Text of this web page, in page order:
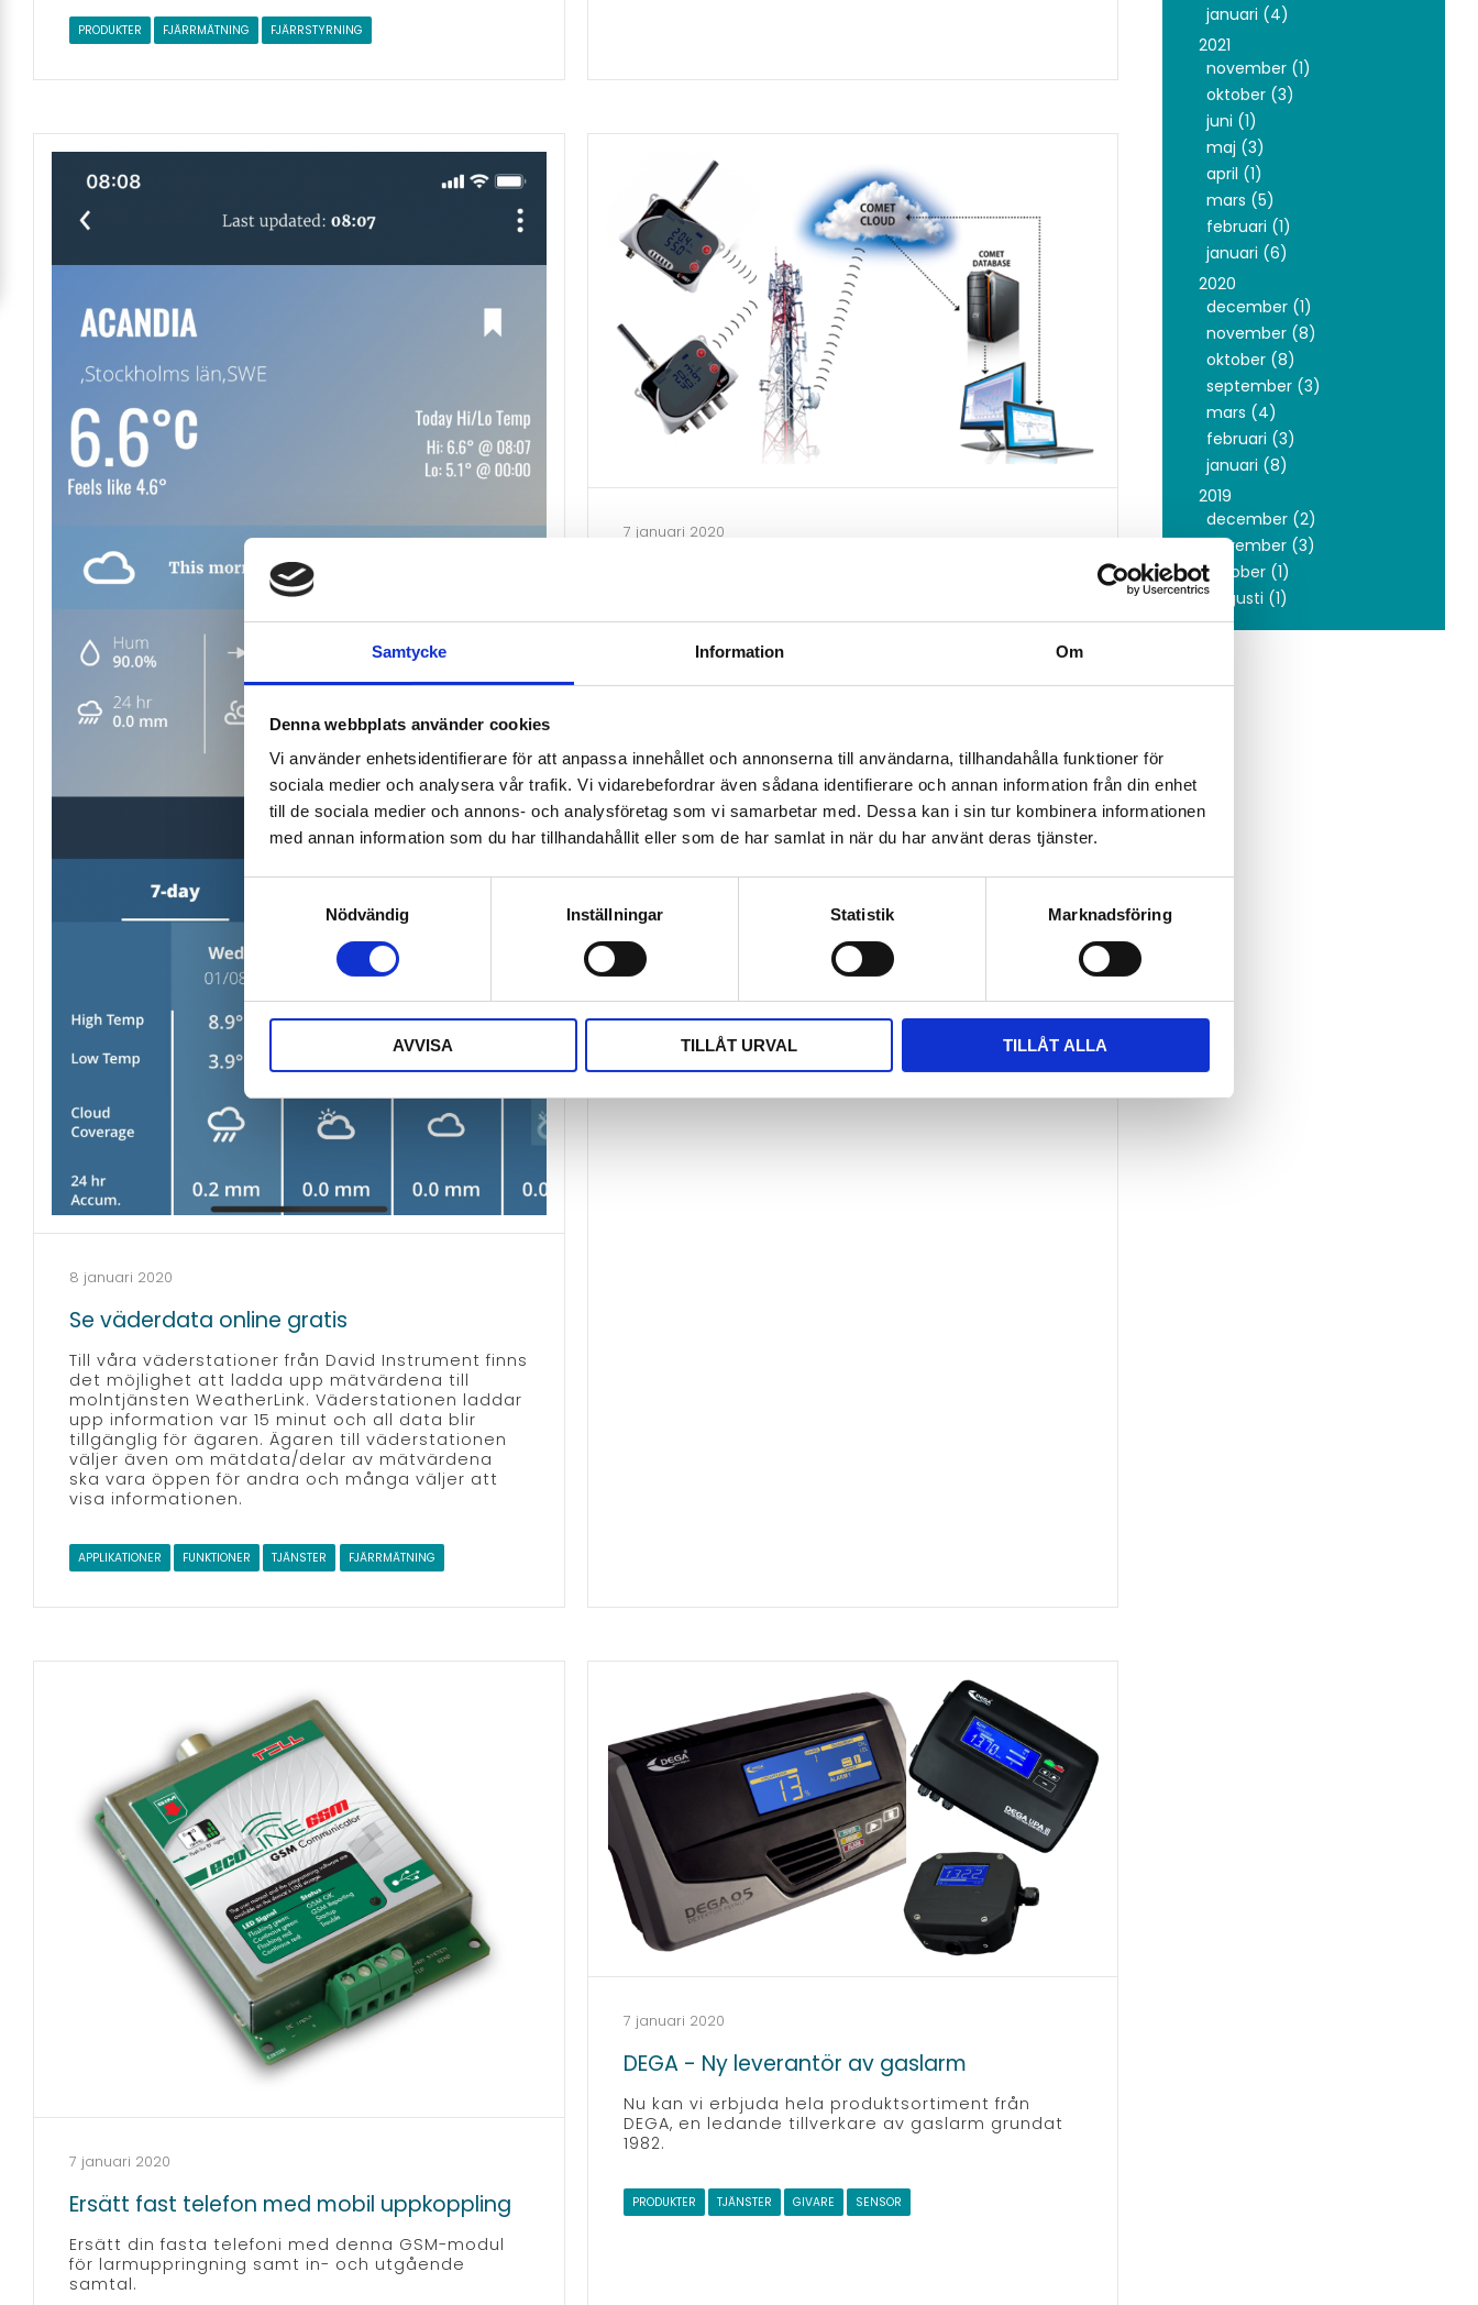
Samtycke Information Om
Denna webbplats använder cookies
Vi använder enhetsidentifierare för att anpassa innehållet och annonserna till användarna, tillhandahålla funktioner för
sociala medier och analysera vår trafik. Vi vidarebefordrar även sådana identifierare och annan information från din enhet
till de sociala medier och annons- och analysföretag som vi samarbetar med. Dessa kan i sin tur kombinera informationen
med annan information som du har tillhandahållit eller som de har samlat in när du har använt deras tjänster.
Nödvändig
Inställningar Statistik Marknadsföring
AVVISA TILLÅT URVAL TILLÅT ALLA
PRODUKTER FJÄRRMÄTNING FJÄRRSTYRNING
8 januari 2020
Se väderdata online gratis
Till våra väderstationer från David Instrument finns
det möjlighet att ladda upp mätvärdena till
molntjänsten WeatherLink. Väderstationen laddar
upp information var 15 minut och all data blir
tillgänglig för ägaren. Ägaren till väderstationen
väljer även om mätdata/delar av mätvärdena
ska vara öppen för andra och många väljer att
visa informationen.
APPLIKATIONER FUNKTIONER TJÄNSTER FJÄRRMÄTNING
7 januari 2020
nya generationen GSM-loggers från Comet skicka
7 januari 2020
Ersätt fast telefon med mobil uppkoppling
Ersätt din fasta telefoni med denna GSM-modul
för larmuppringning samt in- och utgående
samtal.
7 januari 2020
DEGA - Ny leverantör av gaslarm
Nu kan vi erbjuda hela produktsortiment från
DEGA, en ledande tillverkare av gaslarm grundat
1982.
PRODUKTER TJÄNSTER GIVARE SENSOR
januari (4)
2021
november (1)
oktober (3)
juni (1)
maj (3)
april (1)
mars (5)
februari (1)
januari (6)
2020
december (1)
november (8)
oktober (8)
september (3)
mars (4)
februari (3)
januari (8)
2019
december (2)
november (3)
oktober (1)
augusti (1)